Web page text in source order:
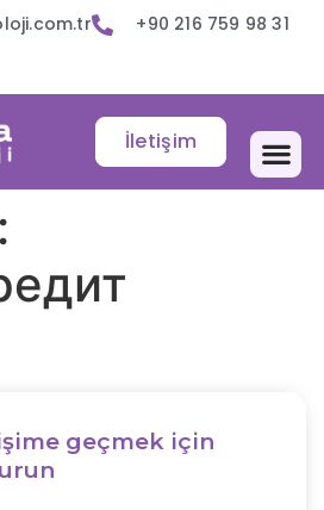
+90 216 759 98 31
İletişim
geçmek için